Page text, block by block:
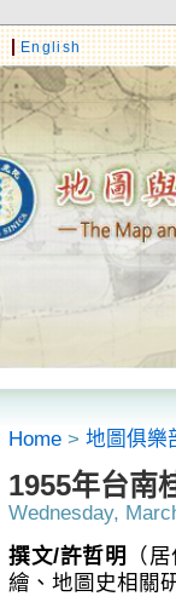
English
Home > 地圖俱樂
1955年台南
Wednesday,
撰文/許哲明
（
繪、地圖史相關